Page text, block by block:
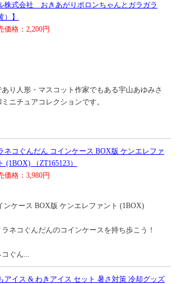
株式会社 おきあがりポロンちゃんとガラガラ
）】
価格：2,200円
り人形・マスコット作家でもある宇山あゆみさ
ニチュアコレクションです。
ネコぐんだん コインケース BOX版 ケンエレファ
(1BOX) （ZT165123）
価格：3,980円
ンケース BOX版 ケンエレファント (1BOX)
ネコぐんだんのコインケースを持ち歩こう！
ぐん...
アイス & わきアイス セット 暑さ対策 冷却グッズ